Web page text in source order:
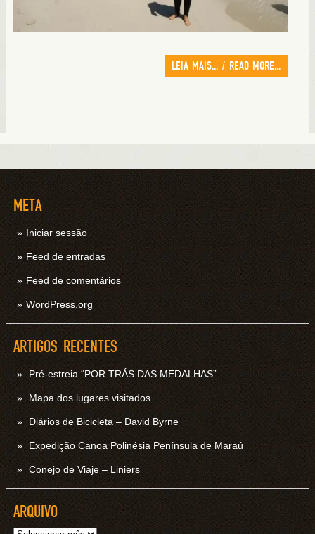
LEIA MAIS... / READ MORE...
META
Iniciar sessão
Feed de entradas
Feed de comentários
WordPress.org
ARTIGOS RECENTES
Pré-estreia “POR TRÁS DAS MEDALHAS”
Mapa dos lugares visitados
Diários de Bicicleta – David Byrne
Expedição Canoa Polinésia Península de Maraú
Conejo de Viaje – Liniers
ARQUIVO